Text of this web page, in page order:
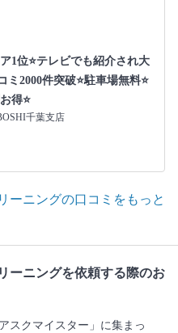
1位⭐テレビでも紹介され大
ミ2000件突破⭐️駐車場無料⭐
得⭐
千葉支店
ーニングの口コミをもっと
ーニングを依頼する際のお
スクマイスター」に集まっ